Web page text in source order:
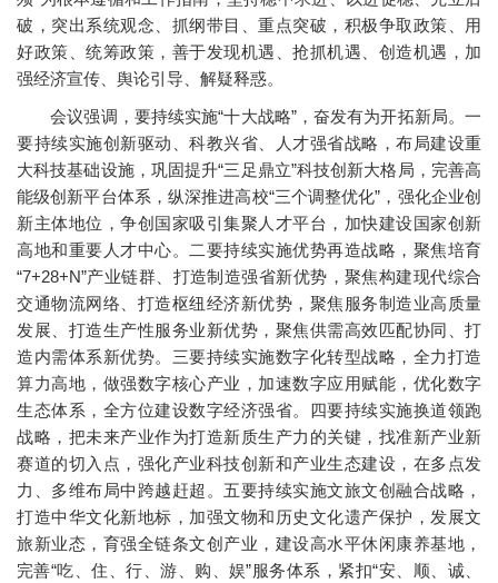
破，突出系统观念、抓纲带目、重点突破，积极争取政策、用
好政策、统筹政策，善于发现机遇、抢抓机遇、创造机遇，加
强经济宣传、舆论引导、解疑释惑。
会议强调，要持续实施“十大战略”，奋发有为开拓新局。一
要持续实施创新驱动、科教兴省、人才强省战略，布局建设重
大科技基础设施，巩固提升“三足鼎立”科技创新大格局，完善高
能级创新平台体系，纵深推进高校“三个调整优化”，强化企业创
新主体地位，争创国家吸引集聚人才平台，加快建设国家创新
高地和重要人才中心。二要持续实施优势再造战略，聚焦培育
“7+28+N”产业链群、打造制造强省新优势，聚焦构建现代综合
交通物流网络、打造枢纽经济新优势，聚焦服务制造业高质量
发展、打造生产性服务业新优势，聚焦供需高效匹配协同、打
造内需体系新优势。三要持续实施数字化转型战略，全力打造
算力高地，做强数字核心产业，加速数字应用赋能，优化数字
生态体系，全方位建设数字经济强省。四要持续实施换道领跑
战略，把未来产业作为打造新质生产力的关键，找准新产业新
赛道的切入点，强化产业科技创新和产业生态建设，在多点发
力、多维布局中跨越赶超。五要持续实施文旅文创融合战略，
打造中华文化新地标，加强文物和历史文化遗产保护，发展文
旅新业态，育强全链条文创产业，建设高水平休闲康养基地，
完善“吃、住、行、游、购、娱”服务体系，紧扣“安、顺、诚、